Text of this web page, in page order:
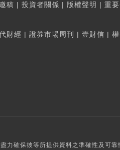
稿 | 投資者關係 | 版權聲明 | 重
財經 | 證券市場周刊 | 壹財信 |
力確保彼等所提供資料之準確性及可